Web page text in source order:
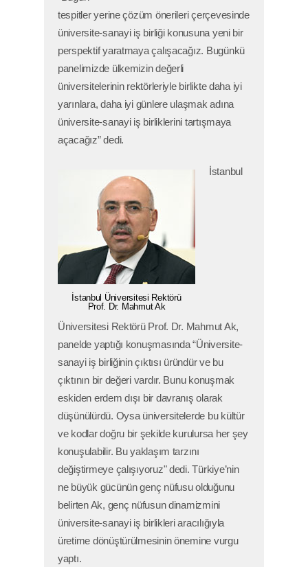
tespitler yerine çözüm önerileri çerçevesinde
üniversite-sanayi iş birliği konusuna yeni bir
perspektif yaratmaya çalışacağız. Bugünkü
panelimizde ülkemizin değerli
üniversitelerinin rektörleriyle birlikte daha iyi
yarınlara, daha iyi günlere ulaşmak adına
üniversite-sanayi iş birliklerini tartışmaya
açacağız” dedi.
İstanbul Üniversitesi Rektörü
Prof. Dr. Mahmut Ak
İstanbul
Üniversitesi Rektörü Prof. Dr. Mahmut Ak,
panelde yaptığı konuşmasında “Üniversite-
sanayi iş birliğinin çıktısı üründür ve bu
çıktının bir değeri vardır. Bunu konuşmak
eskiden erdem dışı bir davranış olarak
düşünülürdü. Oysa üniversitelerde bu kültür
ve kodlar doğru bir şekilde kurulursa her şey
konuşulabilir. Bu yaklaşım tarzını
değiştirmeye çalışıyoruz" dedi. Türkiye’nin
ne büyük gücünün genç nüfusu olduğunu
belirten Ak, genç nüfusun dinamizmini
üniversite-sanayi iş birlikleri aracılığıyla
üretime dönüştürülmesinin önemine vurgu
yaptı.